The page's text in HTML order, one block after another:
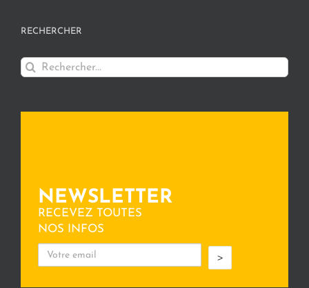
RECHERCHER
Rechercher:
NEWSLETTER
RECEVEZ TOUTES
NOS INFOS
>